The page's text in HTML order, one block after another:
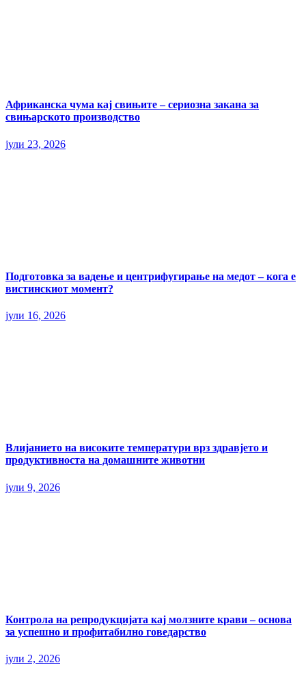
Африканска чума кај свињите – сериозна закана за
свињарското производство
јули 23, 2026
Подготовка за вадење и центрифугирање на медот – кога е
вистинскиот момент?
јули 16, 2026
Влијанието на високите температури врз здравјето и
продуктивноста на домашните животни
јули 9, 2026
Контрола на репродукцијата кај молзните крави – основа
за успешно и профитабилно говедарство
јули 2, 2026